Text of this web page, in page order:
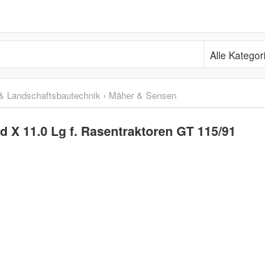
Alle Kategorien
Landschaftsbautechnik › Mäher & Sensen
X 11.0 Lg f. Rasentraktoren GT 115/91